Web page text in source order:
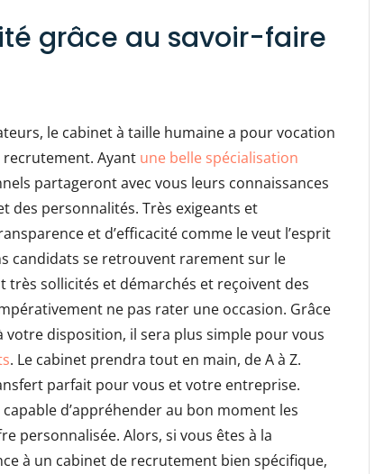
grâce au savoir-faire
le cabinet à taille humaine a pour vocation
Ayant une belle spécialisation
partageront avec vous leurs connaissances
des personnalités. Très exigeants et
et d’efficacité comme le veut l’esprit
candidats se retrouvent rarement sur le
très sollicités et démarchés et reçoivent des
ne pas rater une occasion. Grâce
disposition, il sera plus simple pour vous
. Le cabinet prendra tout en main, de A à Z.
parfait pour vous et votre entreprise.
d’appréhender au bon moment les
personnalisée. Alors, si vous êtes à la
à un cabinet de recrutement bien spécifique,